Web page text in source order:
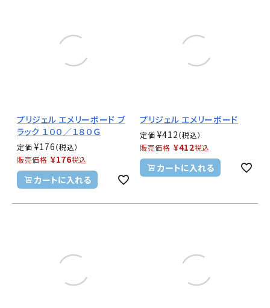
プリジェル エメリーボード ブ
ラック １００／１８０Ｇ
定価 ¥176
販売価格 ¥176税込
カートに入れる
プリジェル エメリーボード
定価 ¥412
販売価格 ¥412税込
カートに入れる